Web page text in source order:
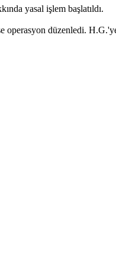
yasal işlem başlatıldı.
operasyon düzenledi.